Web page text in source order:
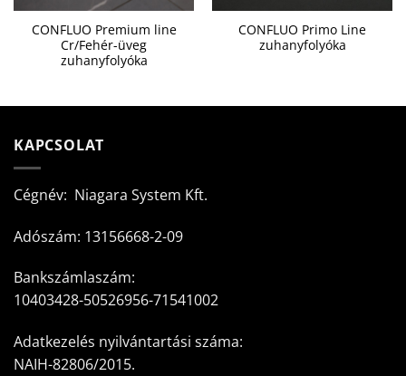
CONFLUO Premium line
Cr/Fehér-üveg
zuhanyfolyóka
CONFLUO Primo Line
zuhanyfolyóka
KAPCSOLAT
Cégnév: Niagara System Kft.
Adószám: 13156668-2-09
Bankszámlaszám:
10403428-50526956-71541002
Adatkezelés nyilvántartási száma:
NAIH-82806/2015.